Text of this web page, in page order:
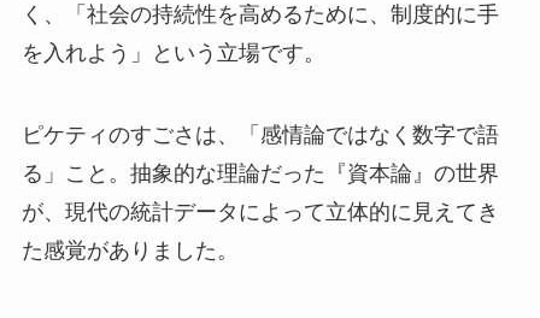
く、「社会の持続性を高めるために、制度的に手
を入れよう」という立場です。
ピケティのすごさは、「感情論ではなく数字で語
る」こと。抽象的な理論だった『資本論』の世界
が、現代の統計データによって立体的に見えてき
た感覚がありました。